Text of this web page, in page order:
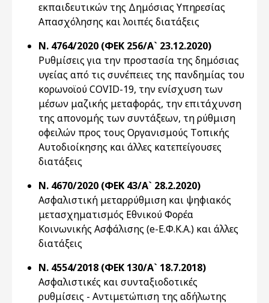
εκπαιδευτικών της Δημόσιας Υπηρεσίας
Απασχόλησης και λοιπές διατάξεις
Ν. 4764/2020 (ΦΕΚ 256/Α` 23.12.2020)
Ρυθμίσεις για την προστασία της δημόσιας
υγείας από τις συνέπειες της πανδημίας του
κορωνοϊού COVID-19, την ενίσχυση των
μέσων μαζικής μεταφοράς, την επιτάχυνση
της απονομής των συντάξεων, τη ρύθμιση
οφειλών προς τους Oργανισμούς Tοπικής
Aυτοδιοίκησης και άλλες κατεπείγουσες
διατάξεις
Ν. 4670/2020 (ΦΕΚ 43/Α` 28.2.2020)
Ασφαλιστική μεταρρύθμιση και ψηφιακός
μετασχηματισμός Εθνικού Φορέα
Κοινωνικής Ασφάλισης (e-Ε.Φ.Κ.Α.) και άλλες
διατάξεις
Ν. 4554/2018 (ΦΕΚ 130/Α` 18.7.2018)
Ασφαλιστικές και συνταξιοδοτικές
ρυθμίσεις - Αντιμετώπιση της αδήλωτης